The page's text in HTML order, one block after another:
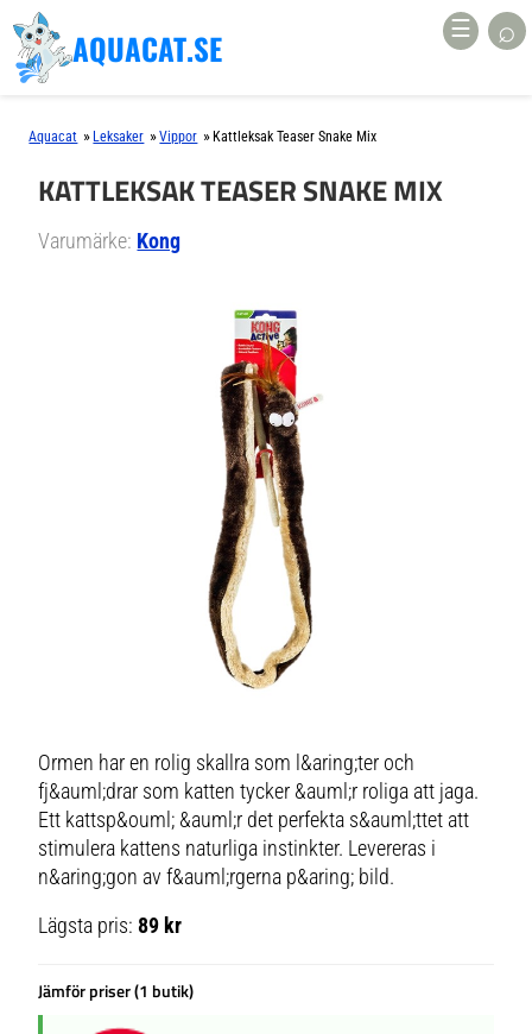
AQUACAT.SE ☰ ⌕
Aquacat » Leksaker »Vippor » Kattleksak Teaser Snake Mix
KATTLEKSAK TEASER SNAKE MIX
Varumärke: Kong
Ormen har en rolig skallra som l&aring;ter och
fj&auml;drar som katten tycker &auml;r roliga att jaga.
Ett kattsp&ouml; &auml;r det perfekta s&auml;ttet att
stimulera kattens naturliga instinkter. Levereras i
n&aring;gon av f&auml;rgerna p&aring; bild.
Lägsta pris: 89 kr
Jämför priser (1 butik)